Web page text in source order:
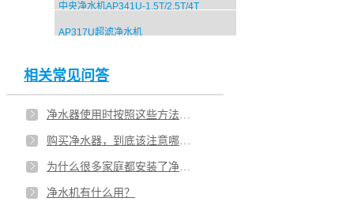
中央净水机AP341U-1.5T/2.5T/4T
AP317U超滤净水机
相关常见问答
净水机有什么用？